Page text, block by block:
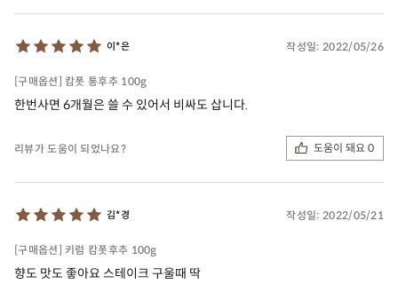
이*은 작성일: 2022/05/26
[구매옵션] 캄폿 통후추 100g
한번사면 6개월은 쓸 수 있어서 비싸도 삽니다.
리뷰가 도움이 되었나요? 도움이 돼요 0
김*경 작성일: 2022/05/21
[구매옵션] 키럼 캄폿후추 100g
향도 맛도 좋아요 스테이크 구울때 딱